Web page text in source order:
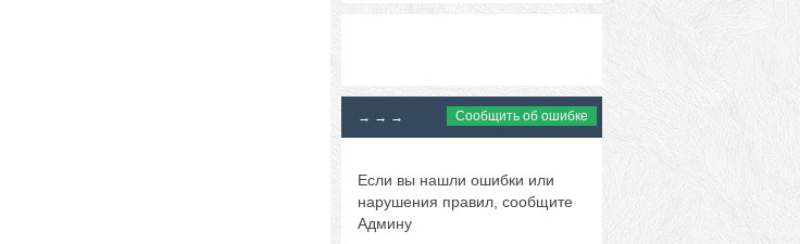
→ → → Сообщить об ошибке
Если вы нашли ошибки или
нарушения правил, сообщите
Админу